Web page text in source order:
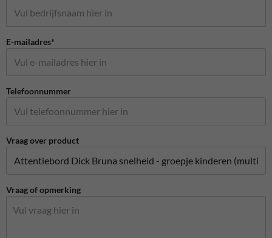
E-mailadres*
Telefoonnummer
Vraag over product
Vraag of opmerking